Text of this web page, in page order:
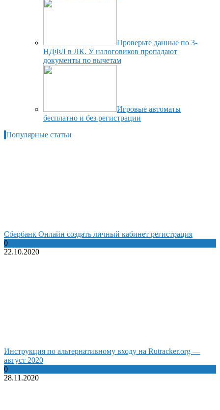
Проверьте данные по 3-
НДФЛ в ЛК. У налоговиков пропадают
документы по вычетам
Игровые автоматы
бесплатно и без регистрации
Популярные статьи
Сбербанк Онлайн создать личный кабинет регистрация
0
22.10.2020
Инструкция по альтернативному входу на Rutracker.org —
август 2020
0
28.11.2020